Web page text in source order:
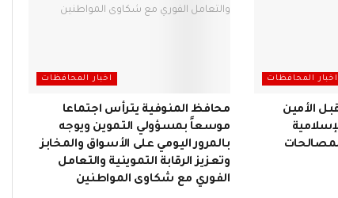
اخبار المحافظات
الأمين
اخبار المحافظات
محافظ المنوفية يترأس اجتماعا
موسعاً بمسؤولي التموين ويوجه
بـالمرور اليومي على الأسواق والمخابز
وتعزيز الرقابة التموينية والتعامل
الفوري مع شكاوى المواطنين